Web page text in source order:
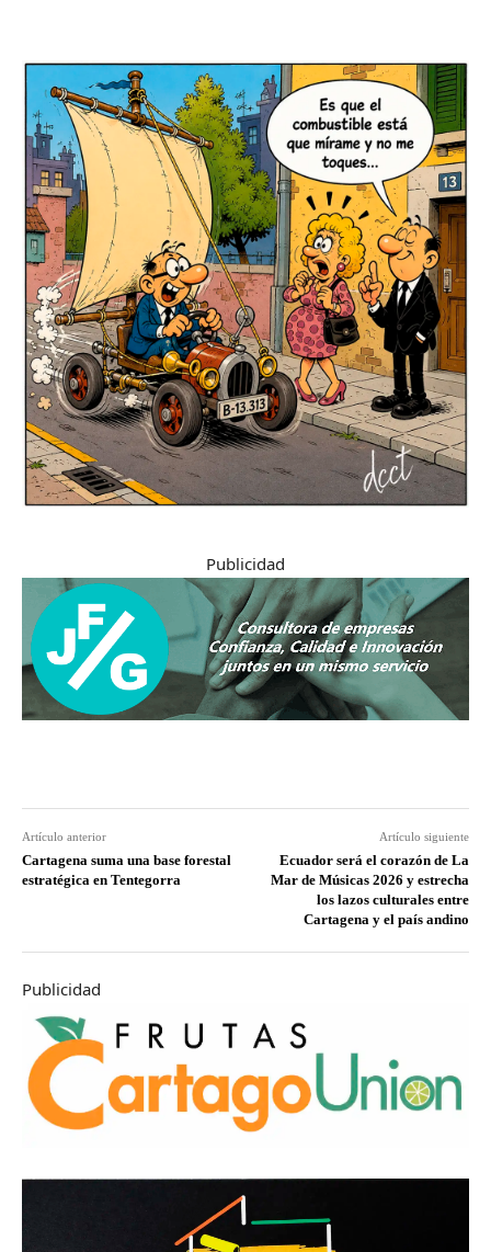
Publicidad
Artículo anterior
Cartagena suma una base forestal
estratégica en Tentegorra
Artículo siguiente
Ecuador será el corazón de La
Mar de Músicas 2026 y estrecha
los lazos culturales entre
Cartagena y el país andino
Publicidad